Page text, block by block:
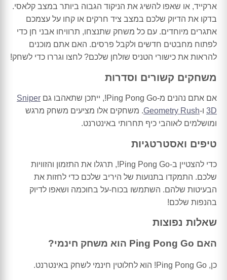
ארקייד, או שאפו להשיג את הניקוד הגבוה ביותר במצב קלאסי.
בדקו את הדיוק שלכם במצב ציד חרקים או קחו על עצמכם
אתגרים מיוחדים. עם כל משחק שתנצחו, תרוויחו אבני חן כדי
לפתוח מחבטים חדשים ולקבל פרסים. האם אתם מוכנים
להראות את כישורי הטניס שולחן שלכם? לחצו וגררו כדי לשחק!
משחקים קשורים וסדרות
אם אתם נהנים מ-Ping Pong Go!, ייתכן שתאהבו גם
Sniper
3D ו-Geometry Rush. משחקים אלו מציעים משחק מרגש
ומושלמים לאוהבי כיף תחרותי באינטרנט.
טיפים ואסטרטגיות
כדי להצטיין ב-Ping Pong Go!, תרגלו את התזמון והזוויות
שלכם. התמקדו בתנועות של היריב שלכם כדי לחזות את
הבעיטות שלהם. השתמשו בכוח-על בחוכמה ושאפו לדיוק
בהנפות שלכם!
שאלות נפוצות
האם Ping Pong Go הוא משחק חינמי?
כן, Ping Pong Go! הוא לחלוטין חינמי לשחק באינטרנט.